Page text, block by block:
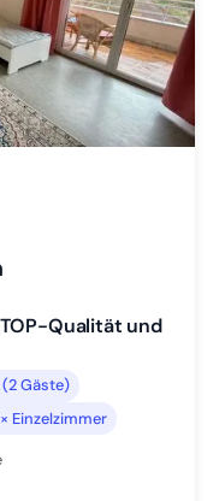
1 wechseln
2 wechseln
3 wechseln
4 wechseln
5 wechseln
6 wechseln
TOP-Qualität und
Gäste)
Einzelzimmer